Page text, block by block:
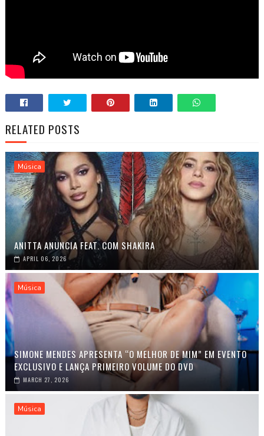
RELATED POSTS
Música
ANITTA ANUNCIA FEAT. COM SHAKIRA
APRIL 06, 2026
Música
SIMONE MENDES APRESENTA “O MELHOR DE MIM” EM EVENTO
EXCLUSIVO E LANÇA PRIMEIRO VOLUME DO DVD
MARCH 27, 2026
Música